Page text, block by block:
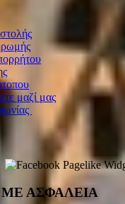
μαζί μας
ΑΣΦΑΛΕΙΑ